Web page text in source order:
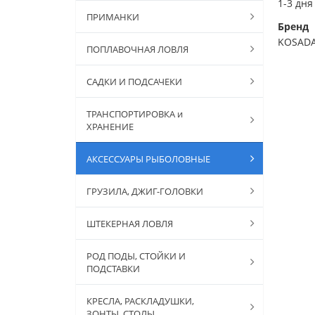
ПРИМАНКИ
ПОПЛАВОЧНАЯ ЛОВЛЯ
САДКИ И ПОДСАЧЕКИ
ТРАНСПОРТИРОВКА и
ХРАНЕНИЕ
АКСЕССУАРЫ РЫБОЛОВНЫЕ
ГРУЗИЛА, ДЖИГ-ГОЛОВКИ
ШТЕКЕРНАЯ ЛОВЛЯ
РОД ПОДЫ, СТОЙКИ И
ПОДСТАВКИ
КРЕСЛА, РАСКЛАДУШКИ,
1-3 дня
Бренд